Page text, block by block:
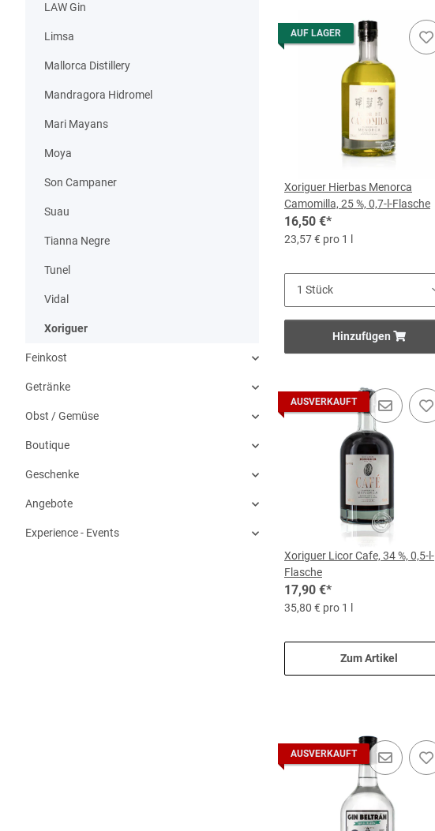
AUF LAGER
Xoriguer Hierbas Menorca
Camomilla, 25 %, 0,7-l-Flasche
16,50 €*
23,57 € pro 1 l
Hinzufügen
AUSVERKAUFT
Xoriguer Licor Cafe, 34 %, 0,5-l-
Flasche
17,90 €*
35,80 € pro 1 l
Zum Artikel
AUSVERKAUFT
LAW Gin
Limsa
Mallorca Distillery
Mandragora Hidromel
Mari Mayans
Moya
Son Campaner
Suau
Tianna Negre
Tunel
Vidal
Xoriguer
Feinkost
Getränke
Obst / Gemüse
Boutique
Geschenke
Angebote
Experience - Events